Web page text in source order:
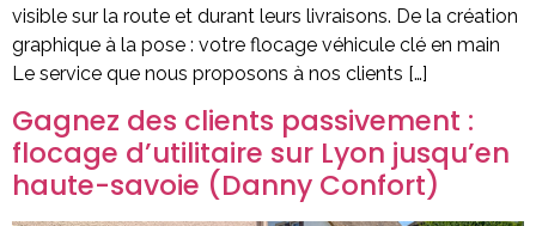
visible sur la route et durant leurs livraisons. De la création
graphique à la pose : votre flocage véhicule clé en main
Le service que nous proposons à nos clients […]
Gagnez des clients passivement :
flocage d’utilitaire sur Lyon jusqu’en
haute-savoie (Danny Confort)